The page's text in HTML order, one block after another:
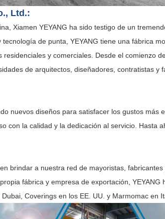
Ltd.:
Xiamen YEYANG ha sido testigo de un
de punta, YEYANG tiene una fábrica
y comerciales. Desde el comienzo
de arquitectos, diseñadores, contratistas y
nuevos diseños para satisfacer los gustos más
con la calidad y la dedicación al servicio. Hasta
brindar a nuestra red de mayoristas,
fábrica y empresa de exportación, YEYANG
Coverings en los EE. UU. y Marmomac en